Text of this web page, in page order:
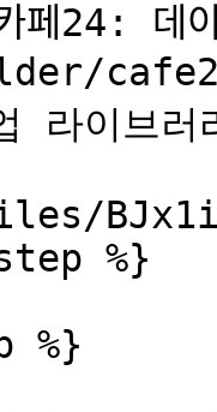
라이브러
%}
%}